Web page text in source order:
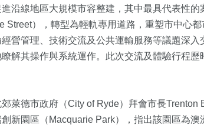
沿線地區大規模市容整建，其中最具代表性的
Street），轉型為輕軌專用道路，重塑市中心都
營管理、技術交流及公共運輸服務等議題深入
解其操作與系統運作。此次交流及體驗行程歷
萊德市政府（City of Ryde）拜會市長Trenton
新園區（Macquarie Park），指出該園區為澳